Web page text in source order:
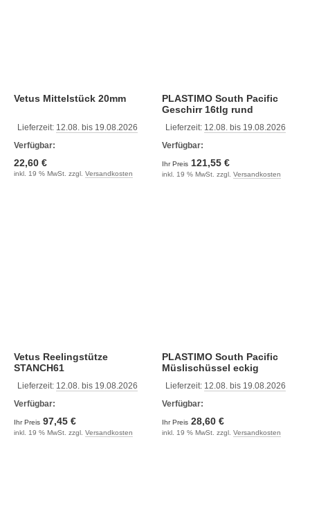
Vetus Mittelstück 20mm
Lieferzeit: 12.08. bis 19.08.2026
Verfügbar:
22,60 €
inkl. 19 % MwSt. zzgl. Versandkosten
PLASTIMO South Pacific
Geschirr 16tlg rund
Lieferzeit: 12.08. bis 19.08.2026
Verfügbar:
Ihr Preis 121,55 €
inkl. 19 % MwSt. zzgl. Versandkosten
Vetus Reelingstütze
STANCH61
Lieferzeit: 12.08. bis 19.08.2026
Verfügbar:
Ihr Preis 97,45 €
inkl. 19 % MwSt. zzgl. Versandkosten
PLASTIMO South Pacific
Müslischüssel eckig
Lieferzeit: 12.08. bis 19.08.2026
Verfügbar:
Ihr Preis 28,60 €
inkl. 19 % MwSt. zzgl. Versandkosten